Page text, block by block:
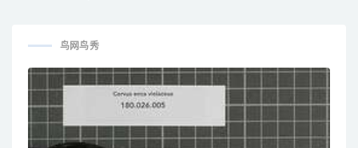
鸟网鸟秀